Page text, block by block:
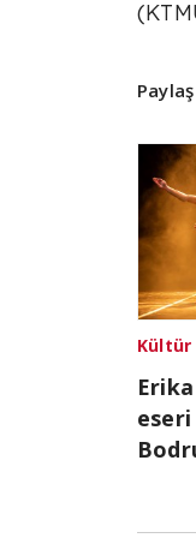
Paylaş
Kültür